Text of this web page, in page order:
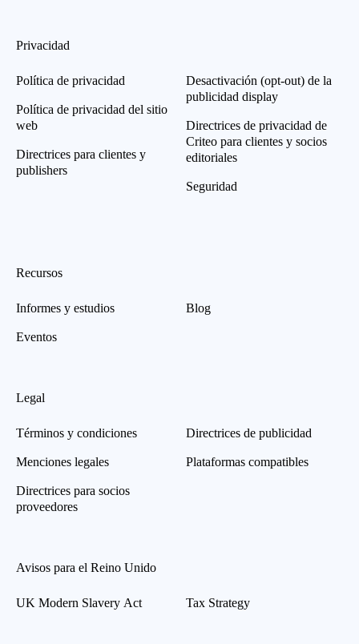
Privacidad
Política de privacidad
Política de privacidad del sitio
web
Directrices para clientes y
publishers
Desactivación (opt-out) de la
publicidad display
Directrices de privacidad de
Criteo para clientes y socios
editoriales
Seguridad
Recursos
Informes y estudios
Eventos
Blog
Legal
Términos y condiciones
Menciones legales
Directrices para socios
proveedores
Directrices de publicidad
Plataformas compatibles
Avisos para el Reino Unido
UK Modern Slavery Act Tax Strategy